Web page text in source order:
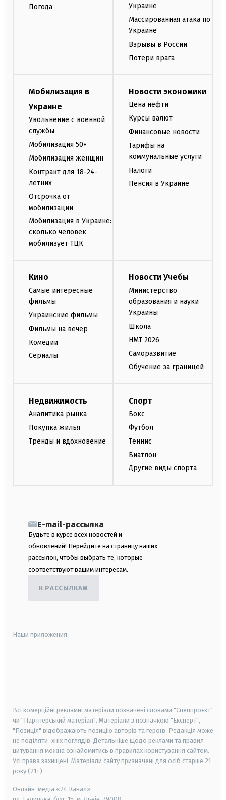
Погода
Украине
Массированная атака по
Украине
Взрывы в России
Потери врага
Мобилизация в
Украине
Увольнение с военной
службы
Мобилизация 50+
Мобилизация женщин
Контракт для 18-24-
летних
Отсрочка от
мобилизации
Мобилизация в Украине:
сколько человек
мобилизует ТЦК
Новости экономики
Цена нефти
Курсы валют
Финансовые новости
Тарифы на
коммунальные услуги
Налоги
Пенсия в Украине
Кино
Самые интересные
фильмы
Украинские фильмы
Фильмы на вечер
Комедии
Сериалы
Новости Учебы
Министерство
образования и науки
Украины
Школа
НМТ 2026
Саморазвитие
Обучение за границей
Недвижимость
Аналитика рынка
Покупка жилья
Тренды и вдохновение
Спорт
Бокс
Футбол
Теннис
Биатлон
Другие виды спорта
E-mail-рассылка
Будьте в курсе всех новостей и
обновлений! Перейдите на страницу наших
рассылок, чтобы выбрать те, которые
соответствуют вашим интересам.
К РАССЫЛКАМ
Наши приложения:
Всі комерційні рекламні матеріали позначені словами "Спецпроєкт"
чи "Партнерський матеріал". Матеріали з позначкою "Експерт",
"Позиція" відображають позицію авторів та героїв. Редакція може
не поділяти їхніх поглядів. Детальніше щодо реклами та правил
цитування можна ознайомитись в правилах користування сайтом.
Усі права захищені. Матеріали сайту призначені для осіб старше 21
року (21+)
Онлайн-медіа «24 Канал»